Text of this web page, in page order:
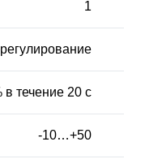
1
в течение 20 с
-10…+50